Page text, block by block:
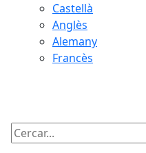
Castellà
Anglès
Alemany
Francès
Cercar: